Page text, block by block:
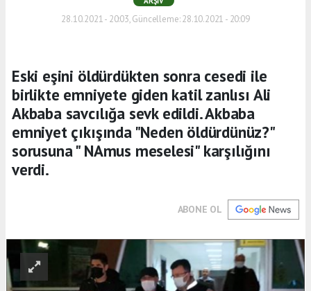
28.10.2021 - 20:03, Güncelleme: 28.10.2021 - 20:09
Eski eşini öldürdükten sonra cesedi ile
birlikte emniyete giden katil zanlısı Ali
Akbaba savcılığa sevk edildi. Akbaba
emniyet çıkışında "Neden öldürdünüz?"
sorusuna " NAmus meselesi" karşılığını
verdi.
ABONE OL